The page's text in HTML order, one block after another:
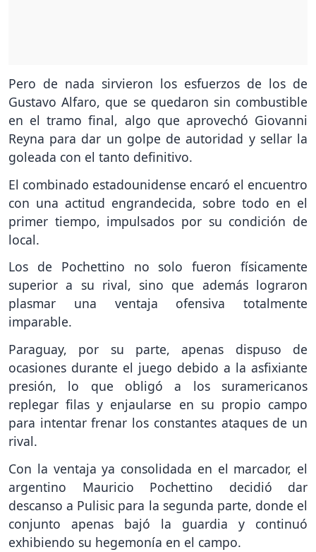
Pero de nada sirvieron los esfuerzos de los de
Gustavo Alfaro, que se quedaron sin combustible
en el tramo final, algo que aprovechó Giovanni
Reyna para dar un golpe de autoridad y sellar la
goleada con el tanto definitivo.
El combinado estadounidense encaró el encuentro
con una actitud engrandecida, sobre todo en el
primer tiempo, impulsados por su condición de
local.
Los de Pochettino no solo fueron físicamente
superior a su rival, sino que además lograron
plasmar una ventaja ofensiva totalmente
imparable.
Paraguay, por su parte, apenas dispuso de
ocasiones durante el juego debido a la asfixiante
presión, lo que obligó a los suramericanos
replegar filas y enjaularse en su propio campo
para intentar frenar los constantes ataques de un
rival.
Con la ventaja ya consolidada en el marcador, el
argentino Mauricio Pochettino decidió dar
descanso a Pulisic para la segunda parte, donde el
conjunto apenas bajó la guardia y continuó
exhibiendo su hegemonía en el campo.